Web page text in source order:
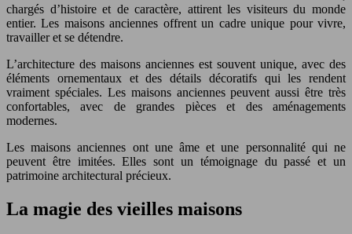
chargés d’histoire et de caractère, attirent les visiteurs du monde
entier. Les maisons anciennes offrent un cadre unique pour vivre,
travailler et se détendre.
L’architecture des maisons anciennes est souvent unique, avec des
éléments ornementaux et des détails décoratifs qui les rendent
vraiment spéciales. Les maisons anciennes peuvent aussi être très
confortables, avec de grandes pièces et des aménagements
modernes.
Les maisons anciennes ont une âme et une personnalité qui ne
peuvent être imitées. Elles sont un témoignage du passé et un
patrimoine architectural précieux.
La magie des vieilles maisons